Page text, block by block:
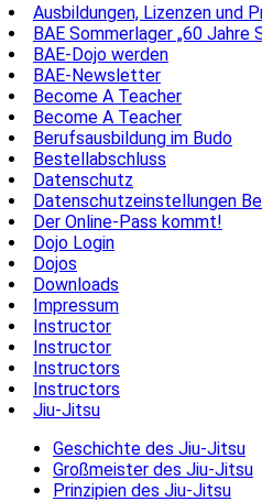
Ausbildungen, Lizenzen und
BAE Sommerlager „60 Jahre
BAE-Dojo werden
BAE-Newsletter
Become A Teacher
Become A Teacher
Berufsausbildung im Budo
Bestellabschluss
Datenschutz
Datenschutzeinstellungen
Der Online-Pass kommt!
Dojo Login
Dojos
Downloads
Impressum
Instructor
Instructor
Instructors
Instructors
Jiu-Jitsu
Geschichte des Jiu-Jitsu
Großmeister des Jiu-Jitsu
Prinzipien des Jiu-Jitsu